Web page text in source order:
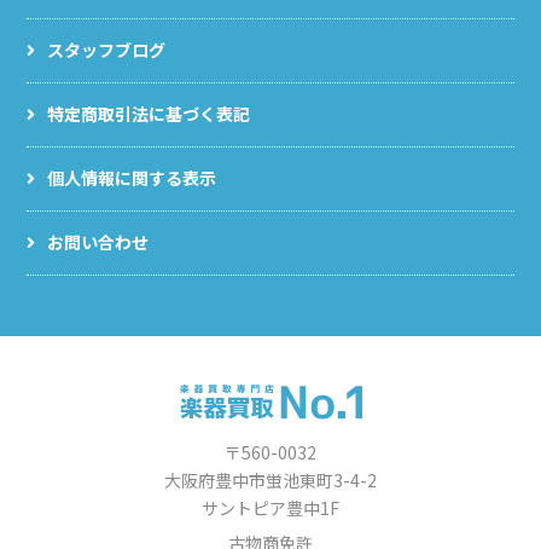
スタッフブログ
特定商取引法に基づく表記
個人情報に関する表示
お問い合わせ
〒560-0032
大阪府豊中市蛍池東町3-4-2
サントピア豊中1F
古物商免許